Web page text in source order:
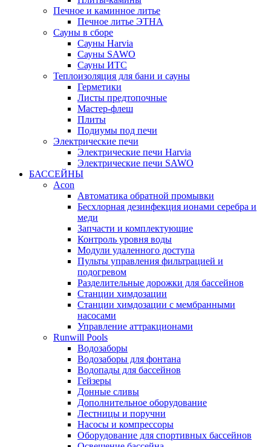
Печное и каминное литье
Печное литье ЭТНА
Сауны в сборе
Cауны Harvia
Сауны SAWO
Сауны ИТС
Теплоизоляция для бани и сауны
Герметики
Листы предтопочные
Мастер-флеш
Плиты
Подиумы под печи
Электрические печи
Электрические печи Harvia
Электрические печи SAWO
БАССЕЙНЫ
Acon
Автоматика обратной промывки
Беcхлорная дезинфекция ионами серебра и
меди
Запчасти и комплектующие
Контроль уровня воды
Модули удаленного доступа
Пульты управления фильтрацией и
подогревом
Разделительные дорожки для бассейнов
Станции химдозации
Станции химдозации с мембранными
насосами
Управление аттракционами
Runwill Pools
Водозаборы
Водозаборы для фонтана
Водопады для бассейнов
Гейзеры
Донные сливы
Дополнительное оборудование
Лестницы и поручни
Насосы и компрессоры
Оборудование для спортивных бассейнов